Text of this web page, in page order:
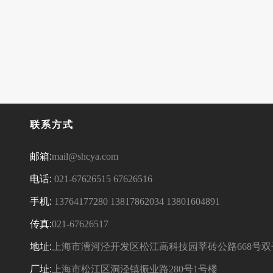
联系方式
邮箱:mail@shcya.com
电话: 021-67626515 67626516
手机: 13764177280 13817862034 13801604891
传真:021-67626517
地址: 上海市漕河泾开发区松江高科技园莘砖公路668号
厂址: 上海市松江区洞泾镇振业路280号1号楼